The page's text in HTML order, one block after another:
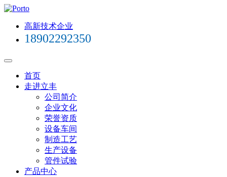
高新技术企业
18902292350
首页
走进立丰
公司简介
企业文化
荣誉资质
设备车间
制造工艺
生产设备
管件试验
产品中心